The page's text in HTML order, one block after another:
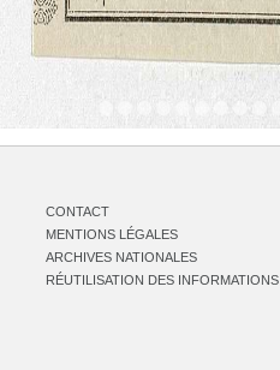
CONTACT
MENTIONS LÉGALES
ARCHIVES NATIONALES
RÉUTILISATION DES INFORMATIONS